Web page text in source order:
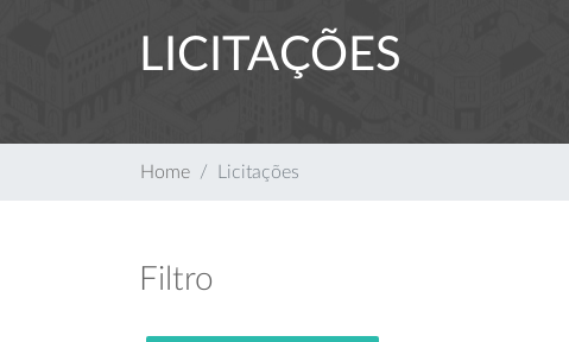
LICITAÇÕES
Home Licitações
Filtro